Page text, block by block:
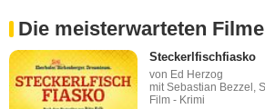
Die meisterwarteten Filme
Steckerlfischfiasko
von Ed Herzog
mit Sebastian Bezzel,
Film - Krimi